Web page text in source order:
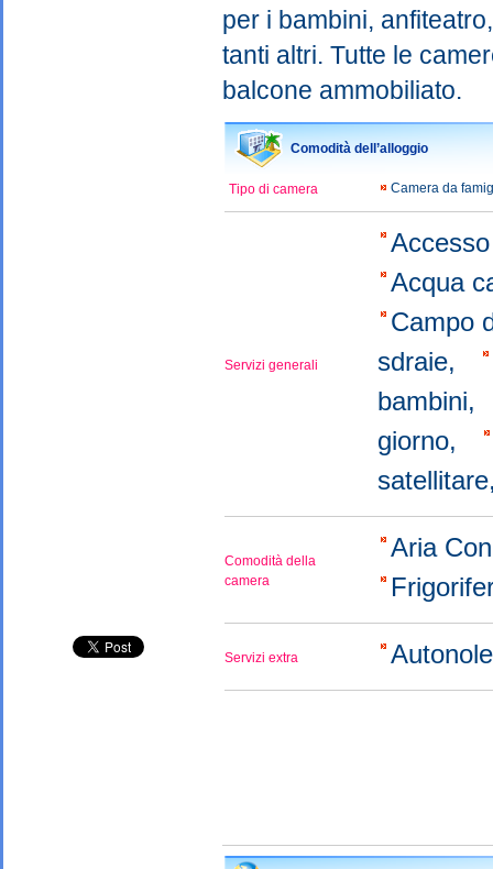
per i bambini,
tanti altri. Tutte le
balcone ammobiliato.
Comodità dell’alloggio
Tipo di camera Camera da
Servizi generali
Acqua
Campo
sdraie,
bambini,
giorno,
Comodità della
camera
Aria
Servizi extra